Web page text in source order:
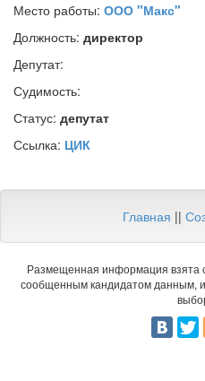
Место работы: ООО "Макс"
Должность: директор
Депутат:
Судимость:
Статус: депутат
Ссылка: ЦИК
Главная ||
Размещенная информация взята
сообщенным кандидатом данным,